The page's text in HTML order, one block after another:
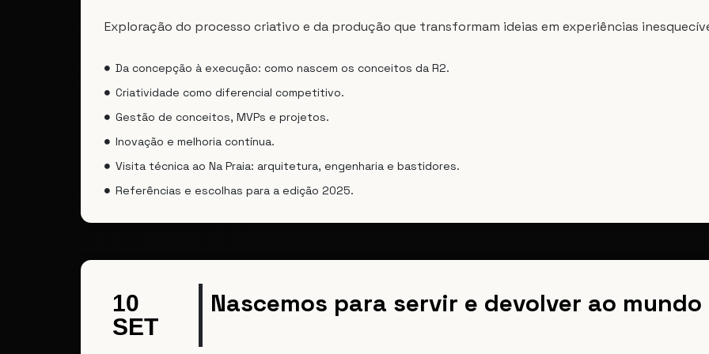
Exploração do processo criativo e da produção que transformam ideias em experiências
Da concepção à execução: como nascem os conceitos da R2.
Criatividade como diferencial competitivo.
Gestão de conceitos, MVPs e projetos.
Inovação e melhoria contínua.
Visita técnica ao Na Praia: arquitetura, engenharia e bastidores.
Referências e escolhas para a edição 2025.
10
SET
Nascemos para servir e devolver ao mundo